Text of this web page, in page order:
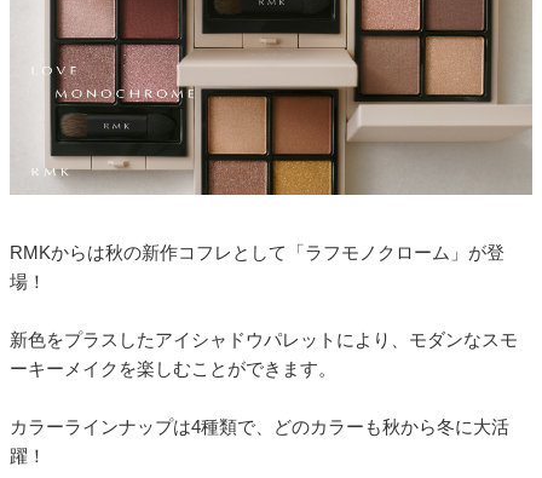
RMKからは秋の新作コフレとして「ラフモノクローム」が登
場！
新色をプラスしたアイシャドウパレットにより、モダンなスモ
ーキーメイクを楽しむことができます。
カラーラインナップは4種類で、どのカラーも秋から冬に大活
躍！